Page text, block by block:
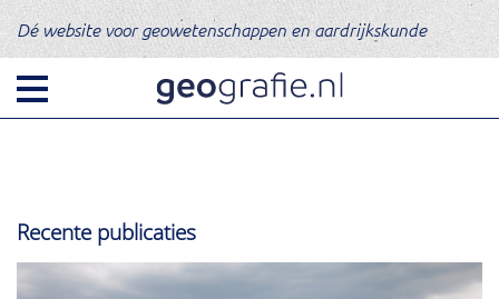
Dé website voor geowetenschappen en aardrijkskunde
Recente publicaties